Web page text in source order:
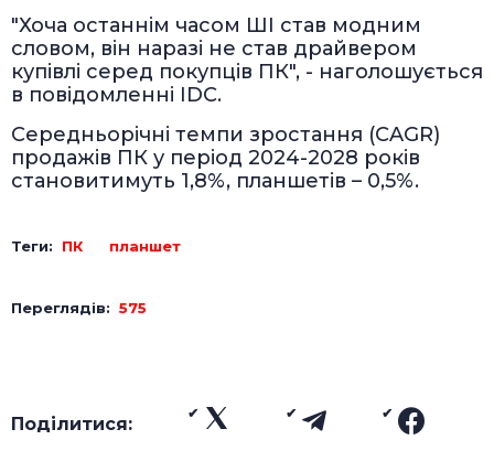
"Хоча останнім часом ШІ став модним
словом, він наразі не став драйвером
купівлі серед покупців ПК", - наголошується
в повідомленні IDC.
Середньорічні темпи зростання (CAGR)
продажів ПК у період 2024-2028 років
становитимуть 1,8%, планшетів – 0,5%.
Теги: ПК планшет
Переглядів: 575
Поділитися: